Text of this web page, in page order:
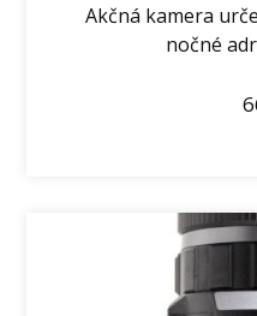
Akčná kamera
nočné